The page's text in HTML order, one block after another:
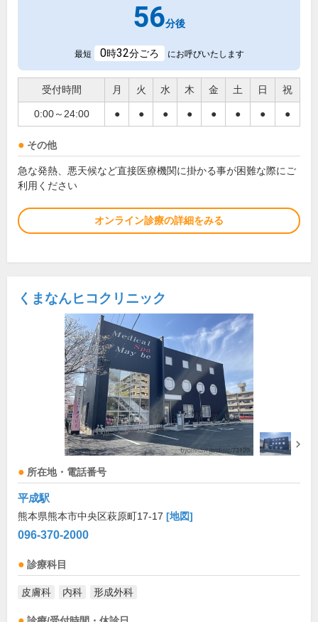
56分後
最短 0時32分ごろ にお呼びいたします
受付時間 月 火 水 木 金 土 日 祝
0:00～24:00 ● ● ● ● ● ● ● ●
その他
急な発熱、悪天候など直接医療機関に掛かる事が困難な際にご
利用ください
オンライン診療の詳細をみる
くまなんヒコクリニック
所在地・電話番号
平成駅
熊本県熊本市中央区萩原町17-17 [地図]
096-370-2000
診療科目
皮膚科 内科 形成外科